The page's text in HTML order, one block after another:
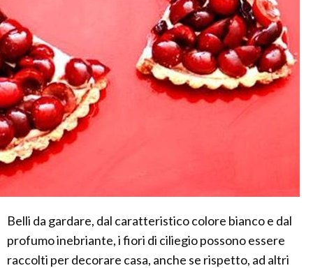
Belli da gardare, dal caratteristico colore bianco e dal
profumo inebriante, i fiori di ciliegio possono essere
raccolti per decorare casa, anche se rispetto, ad altri